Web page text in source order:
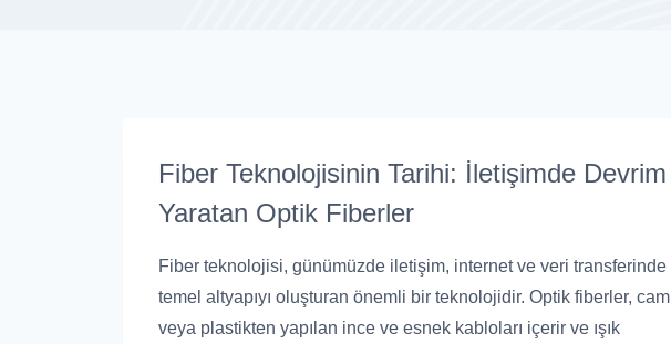
Fiber Teknolojisinin Tarihi: İletişimde Devrim
Yaratan Optik Fiberler
Fiber teknolojisi, günümüzde iletişim, internet ve veri transferinde
temel altyapıyı oluşturan önemli bir teknolojidir. Optik fiberler, cam
veya plastikten yapılan ince ve esnek kabloları içerir ve ışık